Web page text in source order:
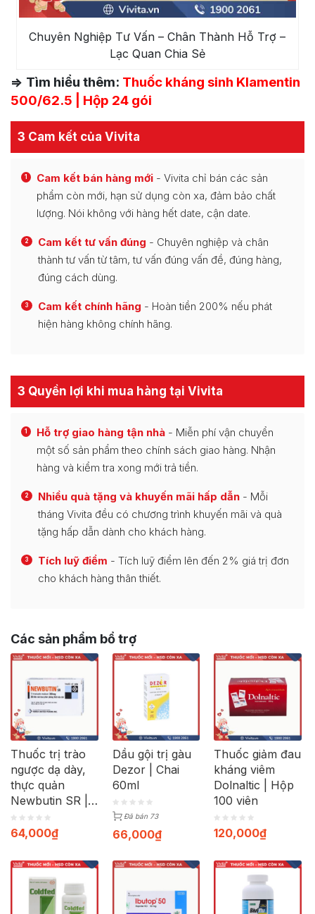
Chuyên Nghiệp Tư Vấn – Chân Thành Hỗ Trợ –
Lạc Quan Chia Sẻ
=> Tìm hiểu thêm: Thuốc kháng sinh Klamentin
500/62.5 | Hộp 24 gói
3 Cam kết của Vivita
1 Cam kết bán hàng mới - Vivita chỉ bán các sản
phẩm còn mới, hạn sử dụng còn xa, đảm bảo chất
lượng. Nói không với hàng hết date, cận date.
2 Cam kết tư vấn đúng - Chuyên nghiệp và chân
thành tư vấn từ tâm, tư vấn đúng vấn đề, đúng hàng,
đúng cách dùng.
3 Cam kết chính hãng - Hoàn tiền 200% nếu phát
hiện hàng không chính hãng.
3 Quyền lợi khi mua hàng tại Vivita
1 Hỗ trợ giao hàng tận nhà - Miễn phí vận chuyển
một số sản phẩm theo chính sách giao hàng. Nhận
hàng và kiểm tra xong mới trả tiền.
2 Nhiều quà tặng và khuyến mãi hấp dẫn - Mỗi
tháng Vivita đều có chương trình khuyến mãi và quà
tặng hấp dẫn dành cho khách hàng.
3 Tích luỹ điểm - Tích luỹ điểm lên đến 2% giá trị đơn
cho khách hàng thân thiết.
Các sản phẩm bổ trợ
Thuốc trị trào
ngược dạ dày,
thực quản
Newbutin SR |
Hộp 30 viên
64,000₫
Dầu gội trị gàu
Dezor | Chai
60ml
Đã bán 73
66,000₫
Thuốc giảm đau
kháng viêm
Dolnaltic | Hộp
100 viên
120,000₫